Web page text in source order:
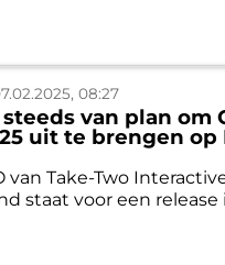
08:27
van plan om
uit te brengen op
van Take-Two
staat voor een release